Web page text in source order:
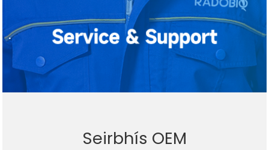
.
Seirbhís OEM